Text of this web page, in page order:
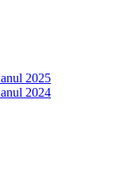
2025
2024